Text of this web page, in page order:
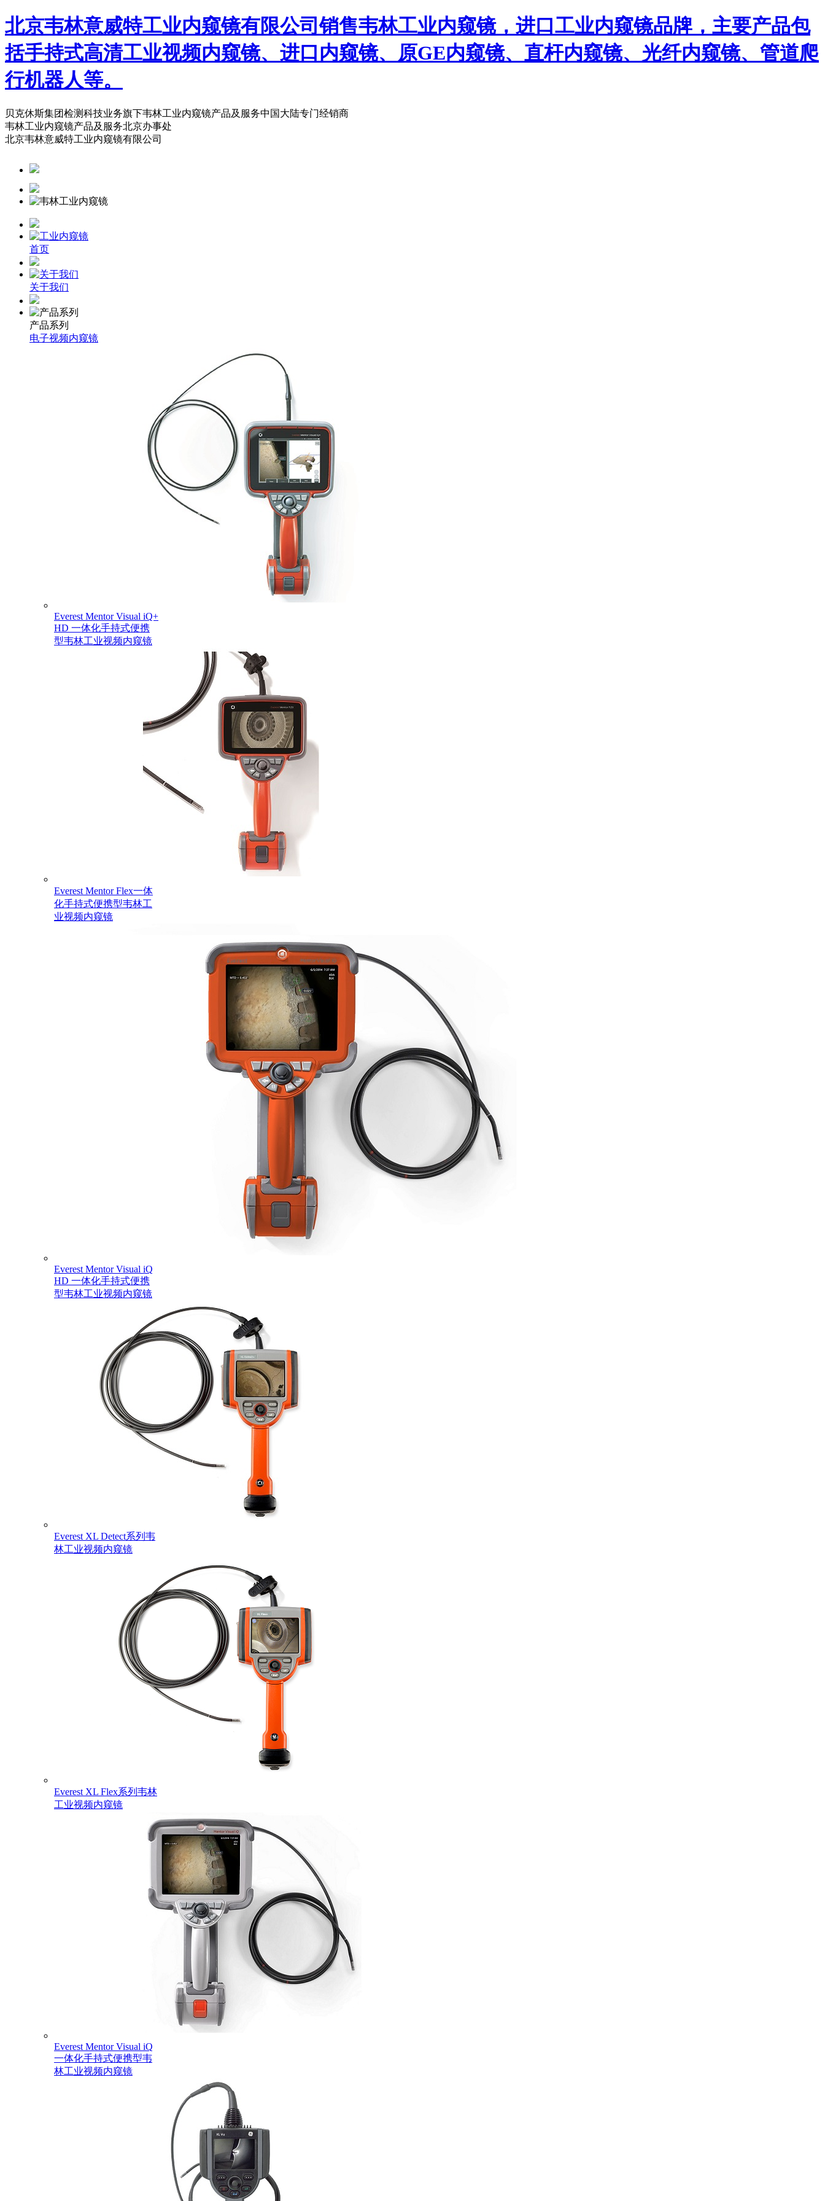
北京韦林意威特工业内窥镜有限公司销售韦林工业内窥镜，进口工业内窥镜品牌，主要产品包
括手持式高清工业视频内窥镜、进口内窥镜、原GE内窥镜、直杆内窥镜、光纤内窥镜、管道爬
行机器人等。
贝克休斯集团检测科技业务旗下韦林工业内窥镜产品及服务中国大陆专门经销商
韦林工业内窥镜产品及服务北京办事处
北京韦林意威特工业内窥镜有限公司
首页
关于我们
产品系列
电子视频内窥镜
Everest Mentor Visual iQ+
HD 一体化手持式便携
型韦林工业视频内窥镜
Everest Mentor Flex一体
化手持式便携型韦林工
业视频内窥镜
Everest Mentor Visual iQ
HD 一体化手持式便携
型韦林工业视频内窥镜
Everest XL Detect系列韦
林工业视频内窥镜
Everest XL Flex系列韦林
工业视频内窥镜
Everest Mentor Visual iQ
一体化手持式便携型韦
林工业视频内窥镜